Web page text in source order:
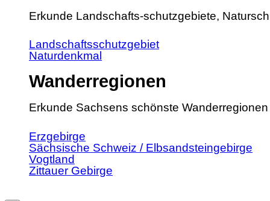
Erkunde Landschafts-schutzgebiete,
Landschaftsschutzgebiet
Naturdenkmal
Wanderregionen
Erkunde Sachsens schönste Wanderregionen
Erzgebirge
Sächsische Schweiz / Elbsandsteingebirge
Vogtland
Zittauer Gebirge